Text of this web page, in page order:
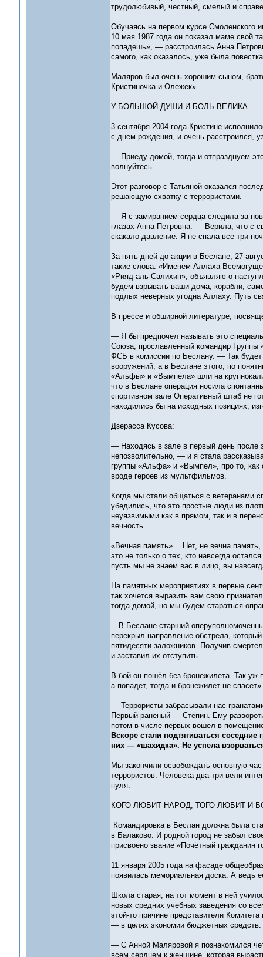
трудолюбивый, честный, смелый и
Обучаясь на первом курсе Смоленского
10 мая 1987 года он показал маме свой
попадешь», — расстроилась Анна
самого, как оказалось, уже была
Маляров был очень хорошим сыном,
Кристиночка и Олежек».
У БОЛЬШОЙ ДУШИ И БОЛЬ ВЕЛИКА
3 сентября 2004 года Кристине
с днем рождения, и очень расстроился,
— Приеду домой, тогда и отпразднуем
волнуйтесь.
Этот разговор с Татьяной оказался
решающую схватку с террористами.
— Я с замиранием сердца следила за
глазах Анна Петровна. — Верила, что с
скакало давление. Я не спала все три
За пять дней до акции в Беслане, 27
такие слова: «Именем Аллаха
«Рияд-аль-Салихин», объявляю о
будем взрывать ваши дома, корабли,
подлых неверных угодна Аллаху. Путь
В прессе и обширной литературе,
— Я бы предпочел называть это
Союза, прославленный командир Группы
ФСБ в комиссии по Беслану. — Так будет
вооружений, а в Беслане этого, по
«Альфы» и «Вымпела» шли на
что в Беслане операция носила
спортивном зале Оперативный штаб не
находились бы на исходных позициях,
Дзерасса Кусова:
— Находясь в зале в первый день после
непозволительно, — и я стала
группы «Альфа» и «Вымпел», про то, как
вроде героев из мультфильмов.
Когда мы стали общаться с ветеранами
убедились, что это простые люди из
неуязвимыми как в прямом, так и в
вечность.
«Вечная память»… Нет, не вечна
это не только о тех, кто навсегда
пусть мы не знаем вас в лицо, вы
На памятных мероприятиях в первые
так хочется выразить вам свою
тогда домой, но мы будем стараться
…В Беслане старший
перекрыл направление обстрела,
пятидесяти заложников. Получив
и заставил их отступить.
В бой он пошёл без бронежилета. Так уж
а попадет, тогда и бронежилет не спасет».
— Террористы забрасывали нас
Первый раненый — Стёпин. Ему
потом в числе первых вошел в
Вскоре стали подтягиваться
них — «шахидка». Не успела
Мы закончили освобождать основную
террористов. Человека два-три вели
пуля.
КОГО ЛЮБИТ НАРОД, ТОГО ЛЮБИТ И
Командировка в Беслан должна была
в Балаково. И родной город не забыл
присвоено звание «Почётный гражданин
11 января 2005 года на фасаде
появилась мемориальная доска. А ведь
Школа старая, на тот момент в ней
новых средних учебных заведения со
этой-то причине представители
— в целях экономии бюджетных средств.
— С Анной Маляровой я познакомился
всем сердцем к женщине, которая